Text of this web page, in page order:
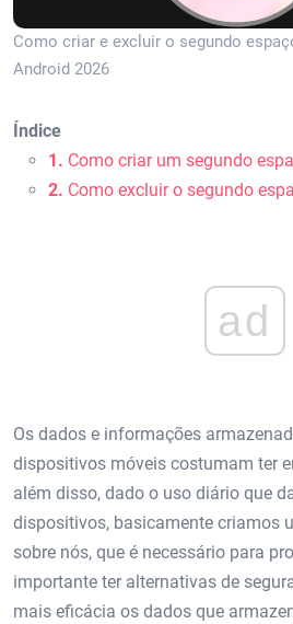
Como criar e excluir o segundo
Android 2026
Índice
1. Como criar um segundo
2. Como excluir o segundo
ad
Os dados e informações
dispositivos móveis costumam ter
além disso, dado o uso diário que
dispositivos, basicamente criamos
sobre nós, que é necessário para
importante ter alternativas de
mais eficácia os dados que